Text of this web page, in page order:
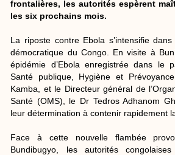
frontalières, les autorités espèrent
les six prochains mois.
La riposte contre Ebola s’intensifie
démocratique du Congo. En visite à
épidémie d’Ebola enregistrée dans le
Santé publique, Hygiène et
Kamba, et le Directeur général de
Santé (OMS), le Dr Tedros Adhanom
leur détermination à contenir rapidement
Face à cette nouvelle flambée
Bundibugyo, les autorités